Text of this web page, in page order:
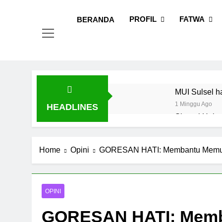
BERANDA
PROFIL FATWA
HEADLINES
MUI Sulsel
1 Minggu Ago
Sinergi
Fatwa
Tingkatkan
Dari Vaksin
1 Minggu Ago
Home Opini GORESAN HATI: Membantu
OPINI
GORESAN HATI: